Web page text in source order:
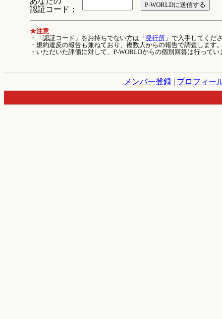
認証コード：
★注意
・「認証コード」をお持ちでない方は「 発行所」で入手してくだ
・規約違反の報告も兼ねており、複数人からの報告で調査します
・いただいた評価に対して、P-WORLDからの個別回答は行ってい
メンバー登録| プロフィー